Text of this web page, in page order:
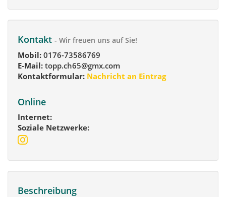
Kontakt - Wir freuen uns auf Sie!
Mobil: 0176-73586769
E-Mail: topp.ch65@gmx.com
Kontaktformular: Nachricht an Eintrag
Online
Internet:
Soziale Netzwerke:
Beschreibung